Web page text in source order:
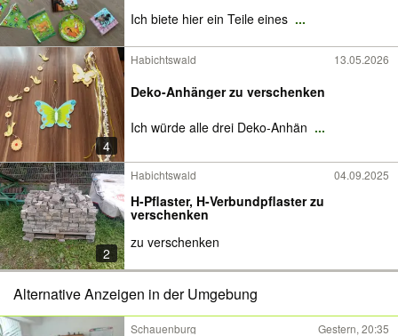
Ich biete hier ein Teile eines ...
4
Habichtswald 13.05.2026
Deko-Anhänger zu verschenken
Ich würde alle drei Deko-Anhän ...
2
Habichtswald 04.09.2025
H-Pflaster, H-Verbundpflaster zu
verschenken
zu verschenken
Alternative Anzeigen in der Umgebung
Schauenburg Gestern, 20:35